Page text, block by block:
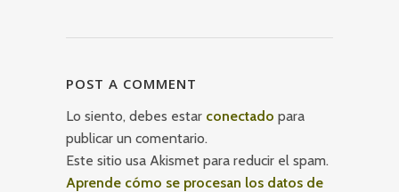
POST A COMMENT
Lo siento, debes estar conectado para
publicar un comentario.
Este sitio usa Akismet para reducir el spam.
Aprende cómo se procesan los datos de